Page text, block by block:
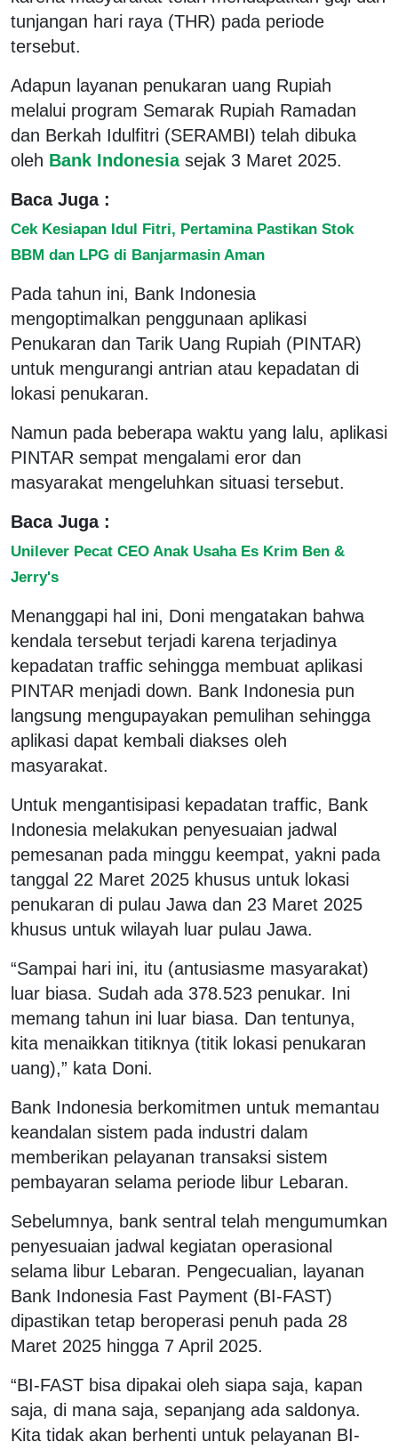
tunjangan hari raya (THR) pada periode
tersebut.
Adapun layanan penukaran uang Rupiah
melalui program Semarak Rupiah Ramadan
dan Berkah Idulfitri (SERAMBI) telah dibuka
oleh Bank Indonesia sejak 3 Maret 2025.
Baca Juga :
Cek Kesiapan Idul Fitri, Pertamina Pastikan Stok
BBM dan LPG di Banjarmasin Aman
Pada tahun ini, Bank Indonesia
mengoptimalkan penggunaan aplikasi
Penukaran dan Tarik Uang Rupiah (PINTAR)
untuk mengurangi antrian atau kepadatan di
lokasi penukaran.
Namun pada beberapa waktu yang lalu, aplikasi
PINTAR sempat mengalami eror dan
masyarakat mengeluhkan situasi tersebut.
Baca Juga :
Unilever Pecat CEO Anak Usaha Es Krim Ben &
Jerry's
Menanggapi hal ini, Doni mengatakan bahwa
kendala tersebut terjadi karena terjadinya
kepadatan traffic sehingga membuat aplikasi
PINTAR menjadi down. Bank Indonesia pun
langsung mengupayakan pemulihan sehingga
aplikasi dapat kembali diakses oleh
masyarakat.
Untuk mengantisipasi kepadatan traffic, Bank
Indonesia melakukan penyesuaian jadwal
pemesanan pada minggu keempat, yakni pada
tanggal 22 Maret 2025 khusus untuk lokasi
penukaran di pulau Jawa dan 23 Maret 2025
khusus untuk wilayah luar pulau Jawa.
“Sampai hari ini, itu (antusiasme masyarakat)
luar biasa. Sudah ada 378.523 penukar. Ini
memang tahun ini luar biasa. Dan tentunya,
kita menaikkan titiknya (titik lokasi penukaran
uang),” kata Doni.
Bank Indonesia berkomitmen untuk memantau
keandalan sistem pada industri dalam
memberikan pelayanan transaksi sistem
pembayaran selama periode libur Lebaran.
Sebelumnya, bank sentral telah mengumumkan
penyesuaian jadwal kegiatan operasional
selama libur Lebaran. Pengecualian, layanan
Bank Indonesia Fast Payment (BI-FAST)
dipastikan tetap beroperasi penuh pada 28
Maret 2025 hingga 7 April 2025.
“BI-FAST bisa dipakai oleh siapa saja, kapan
saja, di mana saja, sepanjang ada saldonya.
Kita tidak akan berhenti untuk pelayanan BI-